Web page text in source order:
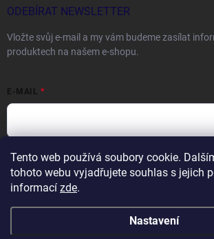
Tento web používá soubory cookie.
tohoto webu vyjadřujete souhlas s jejich
informací zde.
Nastavení
ODEBÍRAT NEWSLETTER
Vložte svůj e-mail a my vám budeme zasílat
produktech na našem e-shopu.
E-MAIL
Vložením e-mailu souhlasíte spodmínkami
Přihlásit se